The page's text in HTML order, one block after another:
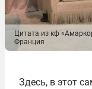
Цитата из кф
Франция
Здесь, в этот